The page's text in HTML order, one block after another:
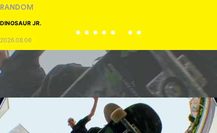
RANDOM
DINOSAUR JR.
2026.08.06